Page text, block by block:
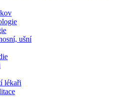
ušní
lékaři